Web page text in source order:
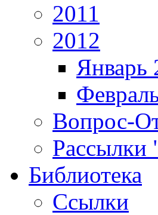
2011
2012
Январь
Вопрос-
Рассылки
Библиотека
Ссылки